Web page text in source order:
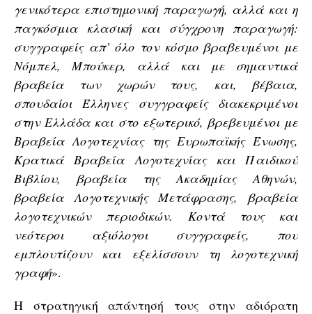
γενικότερα επιστημονική παραγωγή, αλλά και η
παγκόσμια κλασική και σύγχρονη παραγωγή:
συγγραφείς απ’ όλο τον κόσμο βραβευμένοι με
Νόμπελ, Μπούκερ, αλλά και με σημαντικά
βραβεία των χωρών τους, και, βέβαια,
σπουδαίοι Έλληνες συγγραφείς διακεκριμένοι
στην Ελλάδα και στο εξωτερικό, βρεβευμένοι με
Βραβεία Λογοτεχνίας της Ευρωπαϊκής Ένωσης,
Κρατικά Βραβεία Λογοτεχνίας και Παιδικού
Βιβλίου, βραβεία της Ακαδημίας Αθηνών,
βραβεία Λογοτεχνικής Μετάφρασης, βραβεία
λογοτεχνικών περιοδικών. Κοντά τους και
νεότεροι αξιόλογοι συγγραφείς, που
εμπλουτίζουν και εξελίσσουν τη λογοτεχνική
γραφή».
Η στρατηγική απάντησή τους στην αδιόρατη